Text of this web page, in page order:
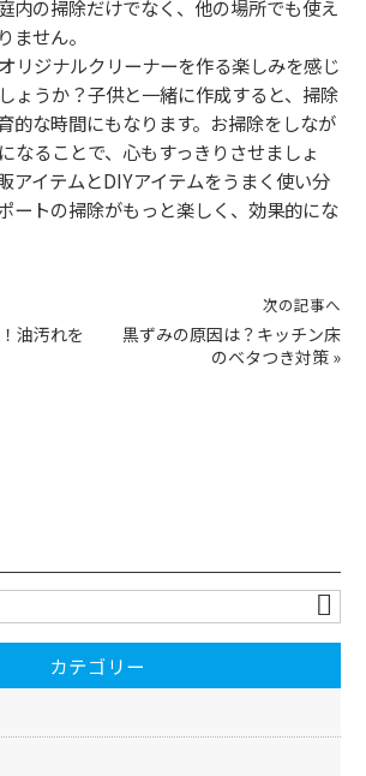
内の掃除だけでなく、他の場所でも使え
ません。
リジナルクリーナーを作る楽しみを感じ
ょうか？子供と一緒に作成すると、掃除
的な時間にもなります。お掃除をしなが
なることで、心もすっきりさせましょ
アイテムとDIYアイテムをうまく使い分
ートの掃除がもっと楽しく、効果的にな
油汚れを
次の記事へ
黒ずみの原因は？キッチン床
のベタつき対策 »
カテゴリー